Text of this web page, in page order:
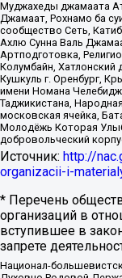
Муджахеды джамаата
Джамаат, Рохнамо ба
сообщество Сеть,
Ахлю Сунна Валь
Артподготовка,
Колумбайн, Хатлонский
Кушкуль г. Оренбург,
имени Номана
Таджикистана,
московская ячейка,
Молодёжь Которая
добровольческий
Источник: http://
organizacii-i-
* Перечень
организаций в
вступившее в
запрете
Национал-